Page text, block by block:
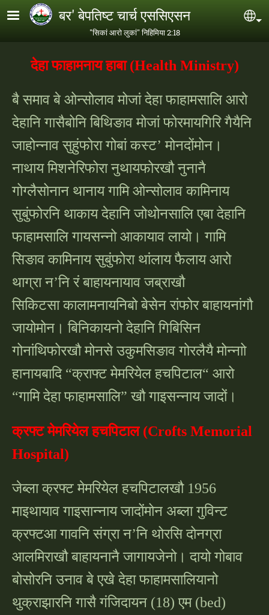
Skip to main contentबर' बेपतिष्ट चार्च एससिएसन
"सिकां आरो लुकां" निहिमिया 2:18
देहा फाहामनाय हाबा (Health Ministry)
बै समाव बे ओन्सोलाव मोजां देहा फाहामसालि आरो
देहानि गासैबोनि बिथिङाव मोजां फोरमायगिरि गैयैनि
जाहोन्नाव सुहुंफोरा गोबां कस्ट’ मोनदोंमोन।
नाथाय मिशनेरिफोरा नुथायफोरखौ नुनानै
गोग्लैसोनान थानाय गामि ओन्सोलाव कामिनाय
सुबुंफोरनि थाकाय देहानि जोथोनसालि एबा देहानि
फाहामसालि गायसन्नो आकायाव लायो। गामि
सिङाव कामिनाय सुबुंफोरा थांलाय फैलाय आरो
थाग्रा न’नि रं बाहायनायाव जब्राखौ
सिकिटसा कालामनायनिबो बेसेन रांफोर बाहायनांगौ
जायोमोन। बिनिकायनो देहानि गिबिसिन
गोनांथिफोरखौ मोनसे उकुमसिङाव गोरलैयै मोन्नाो
हानायबादि “क्राफ्ट मेमरियेल हचपिटाल“ आरो
“गामि देहा फाहामसालि” खौ गाइसन्नाय जादों।
क्रफ्ट मेमरियेल हचपिटाल (Crofts Memorial
Hospital)
जेब्ला क्रफ्ट मेमरियेल हचपिटालखौ 1956
माइथायाव गाइसान्नाय जादोंमोन अब्ला गुविन्ट
क्रफ्टआ गावनि संग्रा न’नि थोरसि दोनग्रा
आलमिराखौ बाहायनानै जागायजेनो। दायो गोबाव
बोसोरनि उनाव बे एखे देहा फाहामसालियानो
थुक्राझारनि गासै गंजिदायन (18) एम (bed)